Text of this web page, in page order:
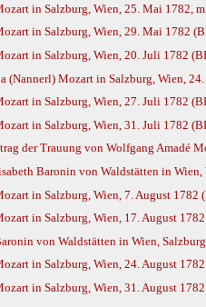
in Salzburg, Wien, 25. Mai 1782,
in Salzburg, Wien, 29. Mai 1782
in Salzburg, Wien, 20. Juli 1782
(Nannerl) Mozart in Salzburg, Wien,
in Salzburg, Wien, 27. Juli 1782
in Salzburg, Wien, 31. Juli 1782
der Trauung von Wolfgang Amadé
Baronin von Waldstätten in
in Salzburg, Wien, 7. August 1782
in Salzburg, Wien, 17. August
von Waldstätten in Wien,
in Salzburg, Wien, 24. August
in Salzburg, Wien, 31. August